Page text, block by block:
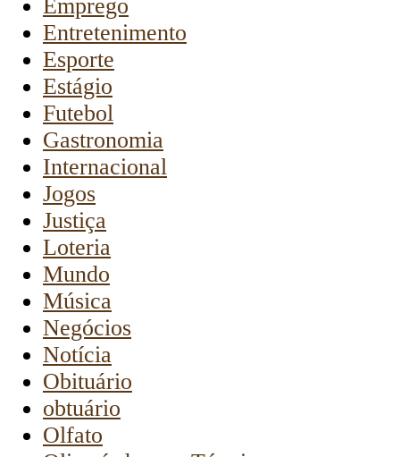
Emprego
Entretenimento
Esporte
Estágio
Futebol
Gastronomia
Internacional
Jogos
Justiça
Loteria
Mundo
Música
Negócios
Notícia
Obituário
obtuário
Olfato